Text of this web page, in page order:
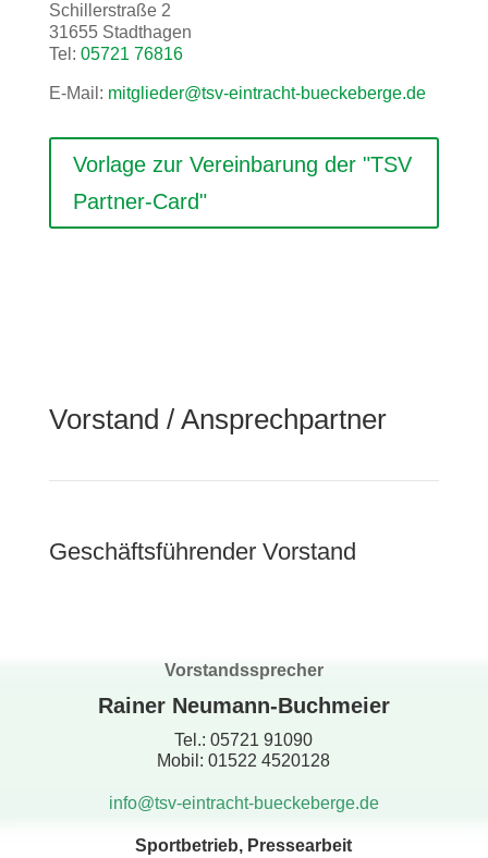
Schillerstraße 2
31655 Stadthagen
Tel: 05721 76816
E-Mail: mitglieder@tsv-eintracht-bueckeberge.de
Vorlage zur Vereinbarung der "TSV
Partner-Card"
Vorstand / Ansprechpartner
Geschäftsführender Vorstand
Vorstandssprecher
Rainer Neumann-Buchmeier
Tel.: 05721 91090
Mobil: 01522 4520128
info@tsv-eintracht-bueckeberge.de
Sportbetrieb, Pressearbeit